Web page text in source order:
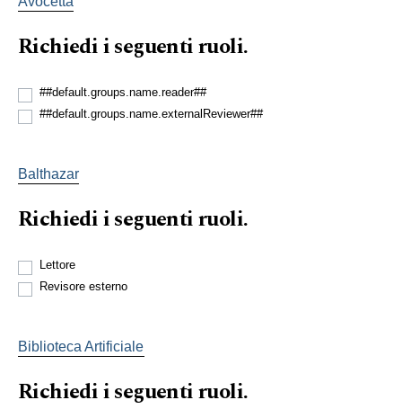
Richiedi i seguenti ruoli.
##default.groups.name.reader##
##default.groups.name.externalReviewer##
Balthazar
Richiedi i seguenti ruoli.
Lettore
Revisore esterno
Biblioteca Artificiale
Richiedi i seguenti ruoli.